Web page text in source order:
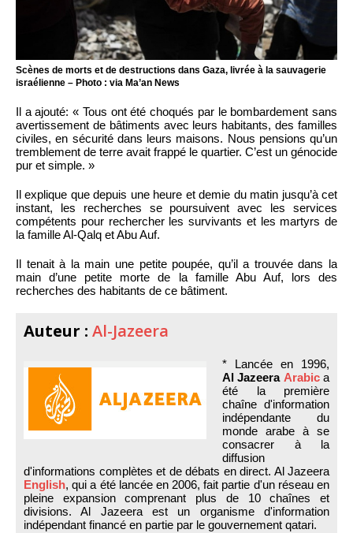
Scènes de morts et de destructions dans Gaza, livrée à la sauvagerie
israélienne – Photo : via Ma’an News
Il a ajouté: « Tous ont été choqués par le bombardement sans
avertissement de bâtiments avec leurs habitants, des familles
civiles, en sécurité dans leurs maisons. Nous pensions qu’un
tremblement de terre avait frappé le quartier. C’est un génocide
pur et simple. »
Il explique que depuis une heure et demie du matin jusqu’à cet
instant, les recherches se poursuivent avec les services
compétents pour rechercher les survivants et les martyrs de
la famille Al-Qalq et Abu Auf.
Il tenait à la main une petite poupée, qu’il a trouvée dans la
main d’une petite morte de la famille Abu Auf, lors des
recherches des habitants de ce bâtiment.
Auteur : Al-Jazeera
* Lancée en 1996,
Al Jazeera Arabica
été la première
chaîne d'information
indépendante du
monde arabe à se
consacrer à la
diffusion
d'informations complètes et de débats en direct. Al Jazeera
English, qui a été lancée en 2006, fait partie d'un réseau en
pleine expansion comprenant plus de 10 chaînes et
divisions. Al Jazeera est un organisme d'information
indépendant financé en partie par le gouvernement qatari.